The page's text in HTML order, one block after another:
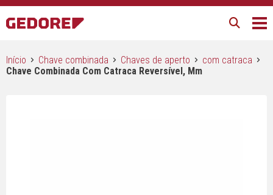
Início Chave combinada Chaves de aperto
com catraca
Chave Combinada Com Catraca Reversível, Mm